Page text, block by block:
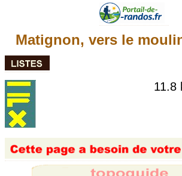
Matignon, vers le
11.8